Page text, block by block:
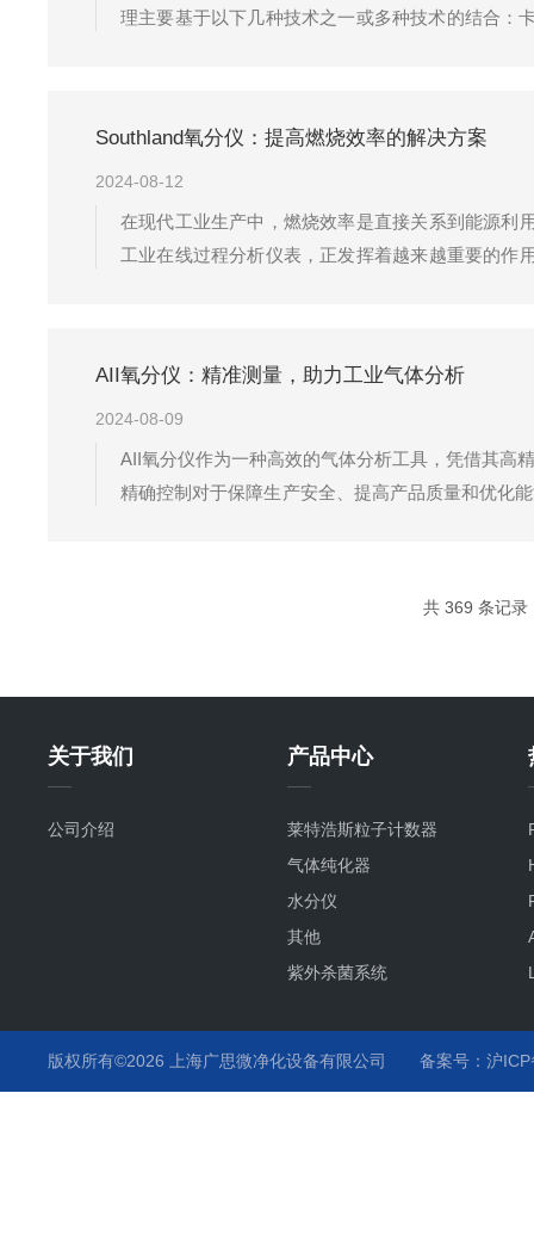
理主要基于以下几种技术之一或多种技术的结合：
Southland氧分仪：提高燃烧效率的解决方案
2024-08-12
在现代工业生产中，燃烧效率是直接关系到能源利
工业在线过程分析仪表，正发挥着越来越重要的作
AII氧分仪：精准测量，助力工业气体分析
2024-08-09
AII氧分仪作为一种高效的气体分析工具，凭借其高
精确控制对于保障生产安全、提高产品质量和优化
共 369 条记
关于我们
公司介绍
产品中心
莱特浩斯粒子计数器
气体纯化器
水分仪
其他
紫外杀菌系统
版权所有©2026 上海广思微净化设备有限公司 备案号：沪